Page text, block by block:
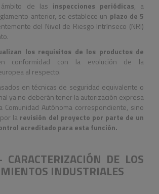
de las inspecciones periódicas, a
anterior, se establece un plazo de 5
del Nivel de Riesgo Intrínseco (NRI)
los requisitos de los productos de
conformidad con la evolución de la
al respecto.
en técnicas de seguridad equivalente o
ya no deberán tener la autorización expresa
Comunidad Autónoma correspondiente, sino
la revisión del proyecto por parte de un
acreditado para esta función.
DE LOS
INDUSTRIALES